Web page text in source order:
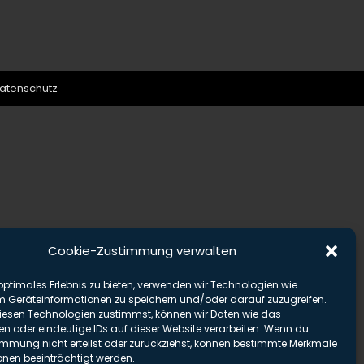
Cookie-Zustimmung verwalten
Erlebnis zu bieten, verwenden wir Technologien wie
Geräteinformationen zu speichern und/oder darauf zuzugreifen.
Technologien zustimmst, können wir Daten wie das
oder eindeutige IDs auf dieser Website verarbeiten. Wenn du
nicht erteilst oder zurückziehst, können bestimmte Merkmale
beeinträchtigt werden.